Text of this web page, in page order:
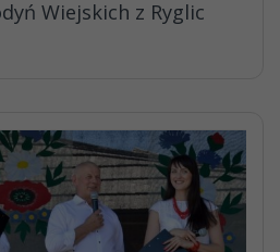
Wiejskich z Ryglic